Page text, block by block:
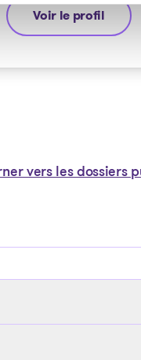
Voir le profil
Guyllaume Amiot
vers les dossiers